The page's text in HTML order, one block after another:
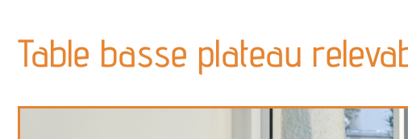
Table basse plateau